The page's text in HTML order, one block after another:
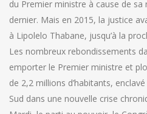
du Premier ministre à cause de
dernier. Mais en 2015, la justice
à Lipolelo Thabane, jusqu’à la
Les nombreux rebondissements
emporter le Premier ministre et
de 2,2 millions d’habitants, enclavé
Sud dans une nouvelle crise